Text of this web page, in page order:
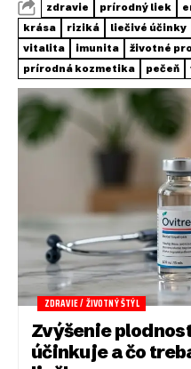
zdravie prírodný liek
krása
riziká liečivé účinky
vitalita
imunita životné
prírodná kozmetika
pečeň
ZDRAVIE / ŽIVOTNÝ ŠTÝL
Zvýšenie
účinkuje a čo